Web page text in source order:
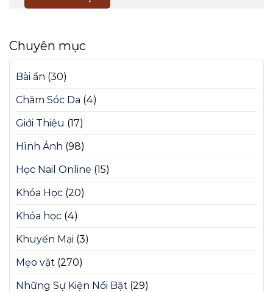
Chuyên mục
Bài ẩn (30)
Chăm Sóc Da (4)
Giới Thiệu (17)
Hình Ảnh (98)
Học Nail Online (15)
Khóa Học (20)
Khóa học (4)
Khuyến Mại (3)
Mẹo vặt (270)
Những Sự Kiện Nổi Bật (29)